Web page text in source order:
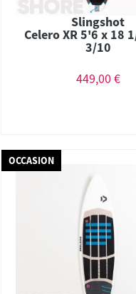
Slingshot
Celero XR 5'6 x 18
3/10
449,00 €
OCCASION